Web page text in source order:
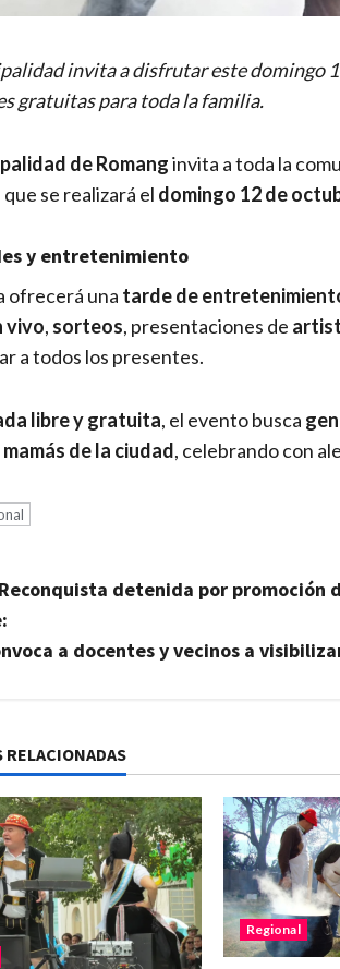
invita a disfrutar este domingo
gratuitas para toda la familia.
de Romanginvita a toda la
que se realizará el domingo 12 de
y entretenimiento
ofrecerá una tarde de
vivo, sorteos, presentaciones de
a todos los presentes.
libre y gratuita, el evento busca
de la ciudad, celebrando con
detenida por promoción
a docentes y vecinos a
RELACIONADAS
Regional